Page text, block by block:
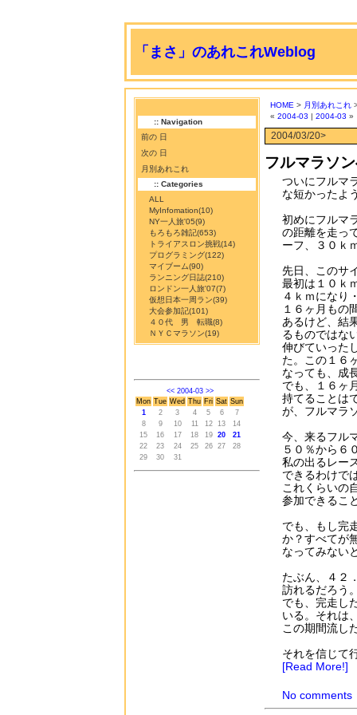
「まさ」のあれこれWeblog
:: Navigation
前の 日
次の 日
月別あれこれ
:: Categories
ALL
MyInfomation(10)
NY一人旅'05(9)
もろもろ雑記(653)
トライアスロン挑戦(14)
プログラミング(122)
マイブーム(90)
ランニング日誌(210)
ロンドン一人旅'07(7)
仮想日本一周ラン(39)
大会参加記(101)
４０代 男 転職(8)
ＮＹＣマラソン(19)
<< 2004-03 >>
Mon Tue Wed Thu Fri Sat Sun
1
2 3 4 5 6
7
8
9 10 11 12 13
14
15
16 17 18 19 20
21
22
23 24 25 26 27
28
29
30 31
HOME > 月別あれこれ
« 2004-03 | 2004-03 »
2004/03/20>
フルマラソ
ついにフルマ
な短かったよ
初めにフルマ
の距離を走っ
ーフ、３０ｋ
先日、このサ
最初は１０ｋ
４ｋｍになり
１６ヶ月もの
あるけど、結
るものではな
伸びていった
た。この１６
なっても、成
でも、１６ヶ
持てることは
が、フルマラ
今、来るフル
５０％から６
私の出るレー
できるわけで
これくらいの
参加できるこ
でも、もし完
か？すべてが
なってみない
たぶん、４２
訪れるだろう
でも、完走し
いる。それは
この期間流し
それを信じて
[Read More!]
No comments